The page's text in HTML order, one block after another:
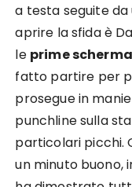
a testa seguite
aprire la sfida è
le prime
fatto partire per
prosegue in
punchline sulla
particolari picchi.
un minuto buono,